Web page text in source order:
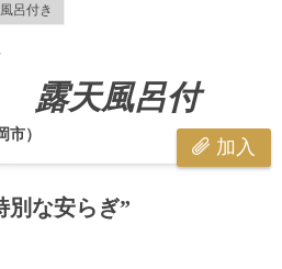
呂付き
露天風呂付
加入
）
別な安らぎ”